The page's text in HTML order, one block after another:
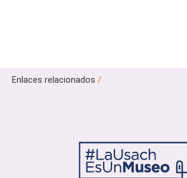
Enlaces relacionados /